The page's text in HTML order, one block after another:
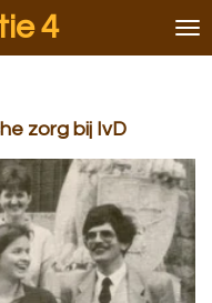
4
zorg bij IvD